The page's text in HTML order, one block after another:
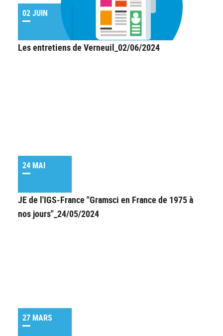
02 JUIN
Les entretiens de Verneuil_02/06/2024
24 MAI
JE de l'IGS-France "Gramsci en France de 1975 à
nos jours"_24/05/2024
27 MARS